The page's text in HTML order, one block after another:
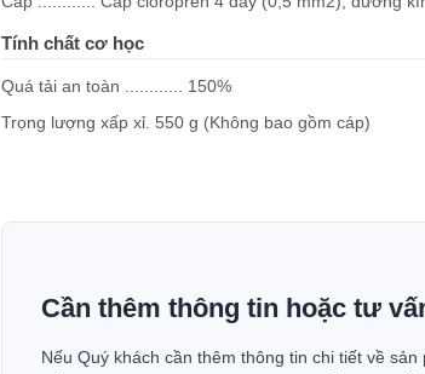
Tính chất cơ học
Quá tải an toàn ............ 150%
Trọng lượng xấp xỉ. 550 g (Không bao gồm cáp)
Cần thêm thông tin hoặc tư
Nếu Quý khách cần thêm thông tin chi tiết về